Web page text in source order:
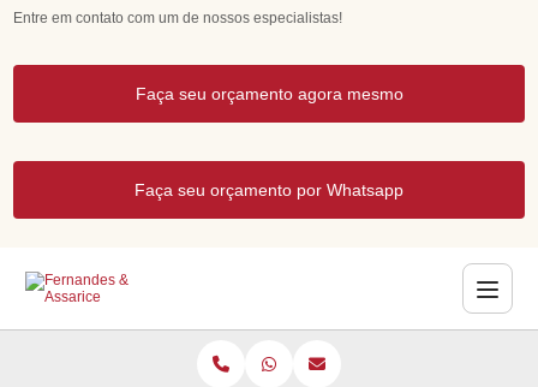
Entre em contato com um de nossos especialistas!
Faça seu orçamento agora mesmo
Faça seu orçamento por Whatsapp